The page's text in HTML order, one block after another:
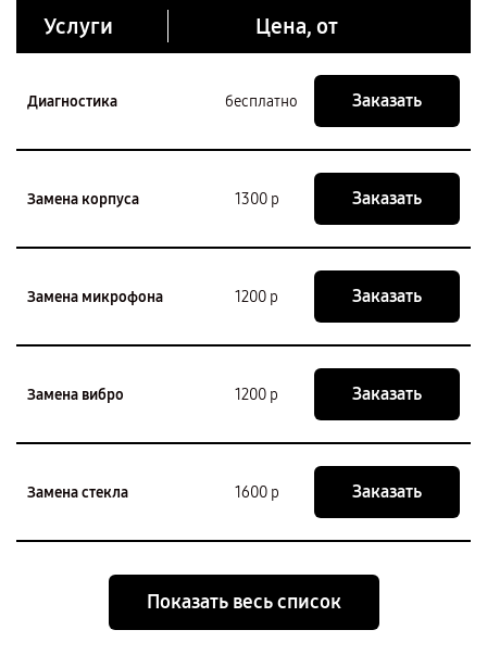
Услуги Цена, от
Диагностика бесплатно Заказать
Замена корпуса 1300 р Заказать
Замена микрофона 1200 р Заказать
Замена вибро 1200 р Заказать
Замена стекла 1600 р Заказать
Показать весь список